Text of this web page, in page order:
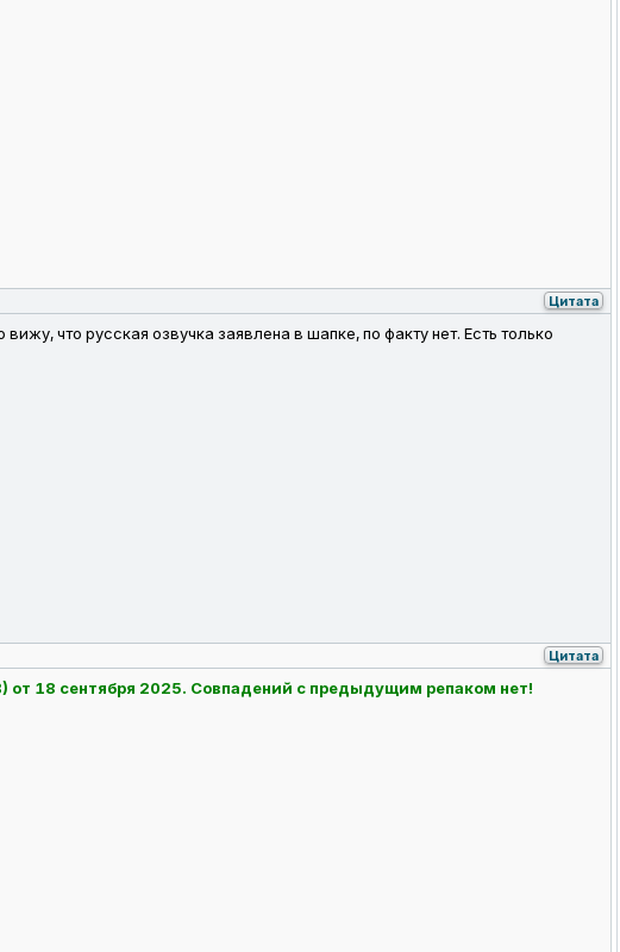
Цитата
что русская озвучка заявлена в шапке, по факту нет. Есть только
Цитата
от 18 сентября 2025. Совпадений с предыдущим репаком нет!